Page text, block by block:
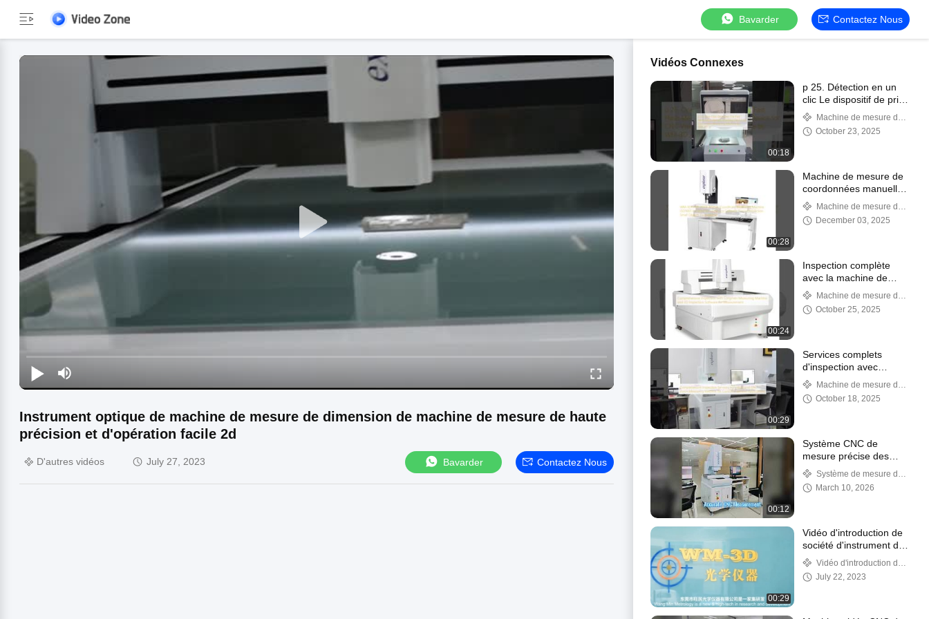
Bavarder Contactez Nous
Instrument optique de machine de mesure de dimension de machine de mesure de haute
précision et d'opération facile 2d
D'autres vidéos July 27, 2023 Bavarder Contactez Nous
Vidéos Connexes
00:18
p 25. Détection en un
clic Le dispositif de prise
de vue de mesure
rapide par flash pour
machine de mesure de
Machine de mesure de
vision de commande
October 23, 2025
00:28
Machine de mesure de
coordonnées manuelle
WM-3D VMS-2010F,
logiciel d'inspection 3D
certifié ISO9001,
Guangdong
Machine de mesure du
même rang manuelle
December 03, 2025
00:24
Inspection complète
avec la machine de
mesure Longmen et le
logiciel d'inspection 3D
pour la mesure
Machine de mesure de
coordonnées à portique
October 25, 2025
00:29
Services complets
d'inspection avec
machine de mesure à
vision CNC de pointe
pour le contrôle dans
Machine de mesure de
vision de commande
October 18, 2025
00:12
Système CNC de
mesure précise des
accessoires de tampon
Système de mesure de
dimension d'image
March 10, 2026
00:29
Vidéo d'introduction de
société d'instrument de
mesure d'image
Vidéo d'introduction de
sociétéJuly 22, 2023